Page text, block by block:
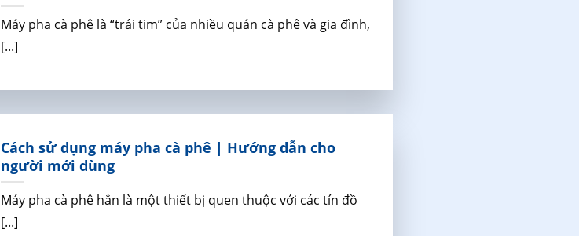
Máy pha cà phê là “trái tim” của nhiều quán cà phê và gia đình,
[...]
Cách sử dụng máy pha cà phê | Hướng dẫn cho
người mới dùng
Máy pha cà phê hẳn là một thiết bị quen thuộc với các tín đồ
[...]